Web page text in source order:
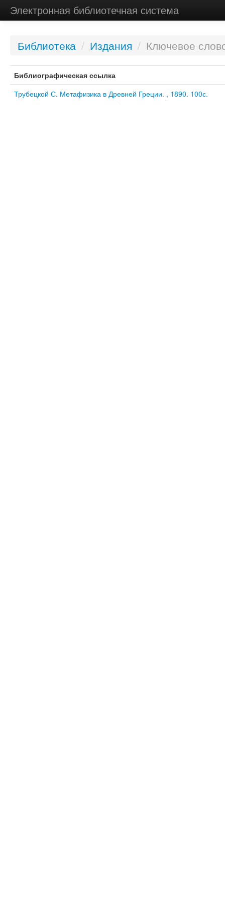
Электронная библиотечная система
Библиотека / Издания / Ключевое
Библиографическая ссылка
Трубецкой С. Метафизика в Древней Греции. , 1890. 100с.